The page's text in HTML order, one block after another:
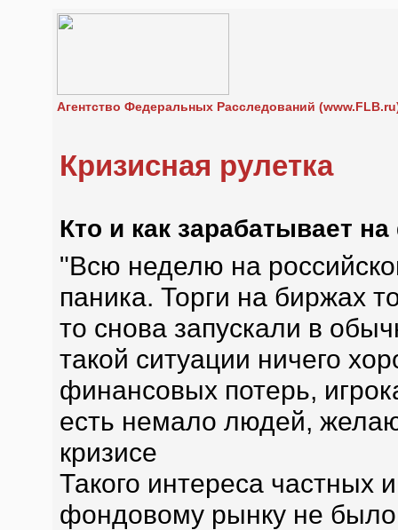
Агентство Федеральных Расследований
Кризисная рулетка
Кто и как зарабатывает
"Всю неделю на
паника. Торги на биржах
то снова запускали в
такой ситуации ничего
финансовых потерь,
есть немало людей,
кризисе
Такого интереса частных
фондовому рынку не